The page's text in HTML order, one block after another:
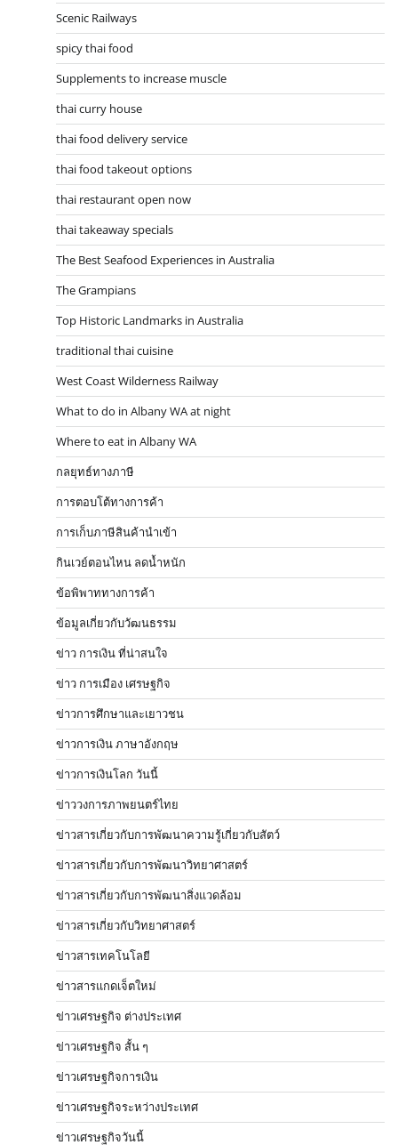
Scenic Railways
spicy thai food
Supplements to increase muscle
thai curry house
thai food delivery service
thai food takeout options
thai restaurant open now
thai takeaway specials
The Best Seafood Experiences in Australia
The Grampians
Top Historic Landmarks in Australia
traditional thai cuisine
West Coast Wilderness Railway
What to do in Albany WA at night
Where to eat in Albany WA
กลยุทธ์ทางภาษี
การตอบโต้ทางการค้า
การเก็บภาษีสินค้านำเข้า
กินเวย์ตอนไหน ลดน้ำหนัก
ข้อพิพาททางการค้า
ข้อมูลเกี่ยวกับวัฒนธรรม
ข่าว การเงิน ที่น่าสนใจ
ข่าว การเมือง เศรษฐกิจ
ข่าวการศึกษาและเยาวชน
ข่าวการเงิน ภาษาอังกฤษ
ข่าวการเงินโลก วันนี้
ข่าววงการภาพยนตร์ไทย
ข่าวสารเกี่ยวกับการพัฒนาความรู้เกี่ยวกับสัตว์
ข่าวสารเกี่ยวกับการพัฒนาวิทยาศาสตร์
ข่าวสารเกี่ยวกับการพัฒนาสิ่งแวดล้อม
ข่าวสารเกี่ยวกับวิทยาศาสตร์
ข่าวสารเทคโนโลยี
ข่าวสารแกดเจ็ตใหม่
ข่าวเศรษฐกิจ ต่างประเทศ
ข่าวเศรษฐกิจ สั้น ๆ
ข่าวเศรษฐกิจการเงิน
ข่าวเศรษฐกิจระหว่างประเทศ
ข่าวเศรษฐกิจวันนี้